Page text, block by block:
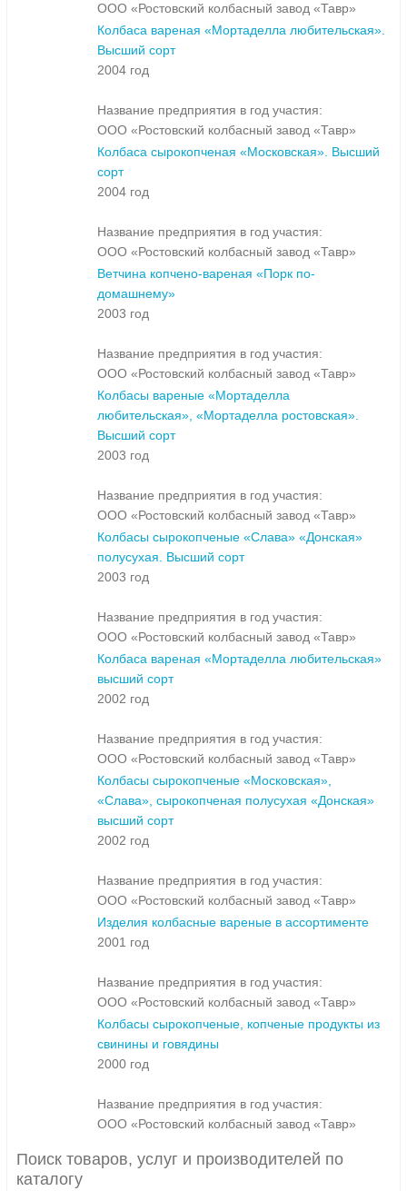
ООО «Ростовский колбасный завод «Тавр»
Колбаса вареная «Мортаделла любительская».
Высший сорт
2004 год
Название предприятия в год участия:
ООО «Ростовский колбасный завод «Тавр»
Колбаса сырокопченая «Московская». Высший
сорт
2004 год
Название предприятия в год участия:
ООО «Ростовский колбасный завод «Тавр»
Ветчина копчено-вареная «Порк по-
домашнему»
2003 год
Название предприятия в год участия:
ООО «Ростовский колбасный завод «Тавр»
Колбасы вареные «Мортаделла
любительская», «Мортаделла ростовская».
Высший сорт
2003 год
Название предприятия в год участия:
ООО «Ростовский колбасный завод «Тавр»
Колбасы сырокопченые «Слава» «Донская»
полусухая. Высший сорт
2003 год
Название предприятия в год участия:
ООО «Ростовский колбасный завод «Тавр»
Колбаса вареная «Мортаделла любительская»
высший сорт
2002 год
Название предприятия в год участия:
ООО «Ростовский колбасный завод «Тавр»
Колбасы сырокопченые «Московская»,
«Слава», сырокопченая полусухая «Донская»
высший сорт
2002 год
Название предприятия в год участия:
ООО «Ростовский колбасный завод «Тавр»
Изделия колбасные вареные в ассортименте
2001 год
Название предприятия в год участия:
ООО «Ростовский колбасный завод «Тавр»
Колбасы сырокопченые, копченые продукты из
свинины и говядины
2000 год
Название предприятия в год участия:
ООО «Ростовский колбасный завод «Тавр»
Поиск товаров, услуг и производителей по
каталогу